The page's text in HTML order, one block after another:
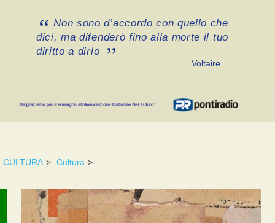
Non sono d’accordo con quello che
dici, ma difenderò fino alla morte il tuo
diritto a dirlo
Voltaire
CULTURA > Cultura >